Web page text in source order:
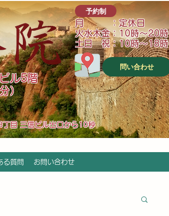
ル5階
）
予約制
月 ：定休日
火水木金：10時～20時
土日 祝：10時～18時
問い合わせ
目 三信ビル出口から10秒
る質問 お問い合わせ